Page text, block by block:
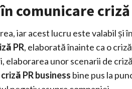
comunicare criză
iar acest lucru este valabil și
PR, elaborată înainte ca o
unor scenarii de
PR business bine pus la